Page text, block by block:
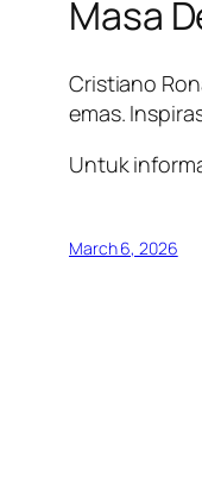
Masa
Cristiano
emas.
Untuk
March 6, 2026